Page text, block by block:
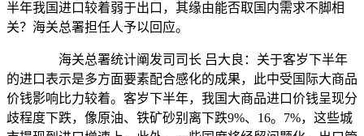
半年我国进口较着弱于出口，其缘由能否取国内需求不脚相
关？海关总署担任人予以回应。
海关总署统计阐发司司长 吕大良：关于客岁下半年
的进口表示是多方面要素配合感化的成果，此中受国际大商品
价钱影响比力较着。客岁下半年，我国大商品进口价钱呈现分
歧程度下跌，像原油、铁矿砂别离下跌9%、16。7%，这些城